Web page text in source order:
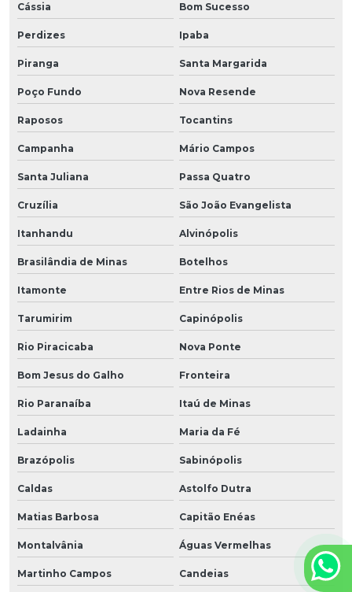
Cássia Bom Sucesso
Perdizes Ipaba
Piranga Santa Margarida
Poço Fundo Nova Resende
Raposos Tocantins
Campanha Mário Campos
Santa Juliana Passa Quatro
Cruzília São João Evangelista
Itanhandu Alvinópolis
Brasilândia de Minas Botelhos
Itamonte Entre Rios de Minas
Tarumirim Capinópolis
Rio Piracicaba Nova Ponte
Bom Jesus do Galho Fronteira
Rio Paranaíba Itaú de Minas
Ladainha Maria da Fé
Brazópolis Sabinópolis
Caldas Astolfo Dutra
Matias Barbosa Capitão Enéas
Montalvânia Águas Vermelhas
Martinho Campos Candeias